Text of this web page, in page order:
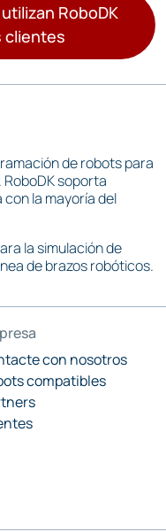
RoboDK
clientes
de robots para
soporta
la mayoría del
la simulación de
de brazos robóticos.
con nosotros
compatibles